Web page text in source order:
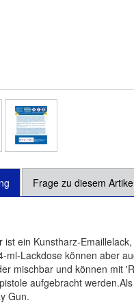
Frage zu diesem Artikel
ist ein Kunstharz-
ml-Lackdose können aber
mischbar und können mit
aufgebracht
Gun.